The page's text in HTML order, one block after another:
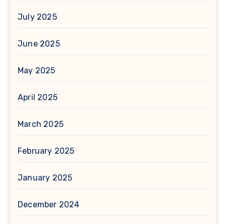
July 2025
June 2025
May 2025
April 2025
March 2025
February 2025
January 2025
December 2024